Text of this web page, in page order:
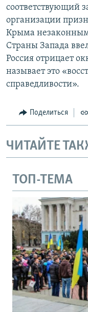
соответствующий
организации
Крыма
Страны Запада
Россия отрицает
называет это
справедливости».
Поделиться
ЧИТАЙТЕ
ТОП-ТЕМА